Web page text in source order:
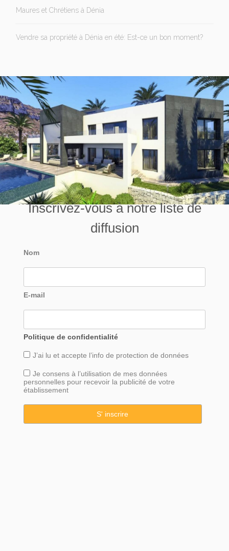
Maures et Chrétiens à Dénia
Vendre sa propriété à Dénia en été: Est-ce un bon moment?
Inscrivez-vous à notre liste de
diffusion
Nom
E-mail
Politique de confidentialité
J’ai lu et accepte l’info de protection de données
Je consens à l’utilisation de mes données
personnelles pour recevoir la publicité de votre
établissement